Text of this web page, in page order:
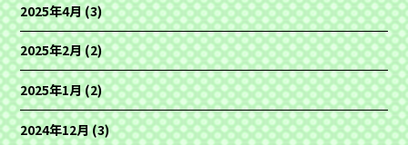
2025年4月(3)
2025年2月(2)
2025年1月(2)
2024年12月(3)